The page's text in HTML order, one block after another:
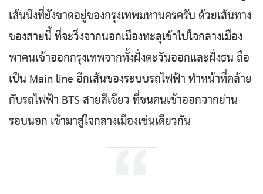
เส้นนึงที่ยังขาดอยู่ของกรุงเทพมหานครครับ ด้วยเส้นทาง
ของสายนี้ ที่จะวิ่งจากนอกเมืองทะลุเข้าไปใจกลางเมือง
พาคนเข้าออกกรุงเทพจากทั้งฝั่งตะวันออกและฝั่งธน ถือ
เป็น Main line อีกเส้นของระบบรถไฟฟ้า ทำหน้าที่คล้าย
กับรถไฟฟ้า BTS สายสีเขียว ที่ขนคนเข้าออกจากย่าน
รอบนอก เข้ามาสู่ใจกลางเมืองเช่นเดียวกัน